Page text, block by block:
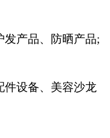
发产品、防晒产品;
件设备、美容沙龙